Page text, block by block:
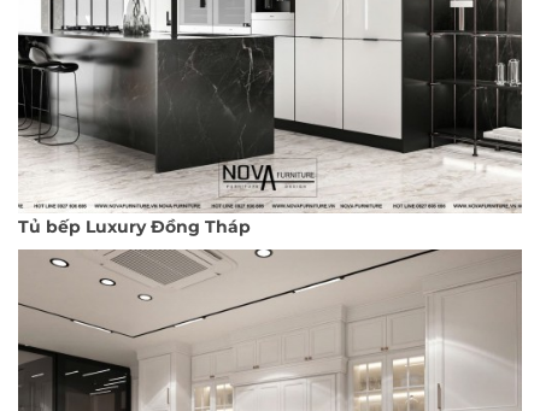
Tủ bếp Luxury Đồng Tháp